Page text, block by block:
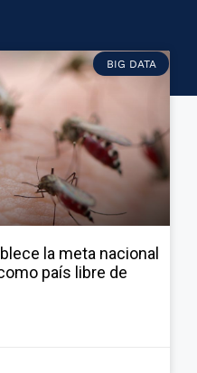
BIG DATA
la meta nacional
país libre de